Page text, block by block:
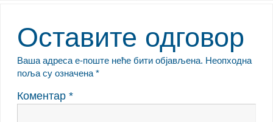
Оставите одговор
Ваша адреса е-поште неће бити објављена. Неопходна
поља су означена *
Коментар *